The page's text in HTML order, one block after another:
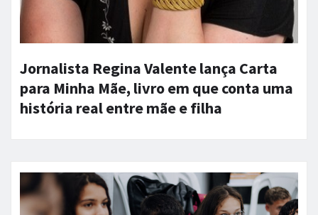
Jornalista Regina Valente lança Carta
para Minha Mãe, livro em que conta uma
história real entre mãe e filha